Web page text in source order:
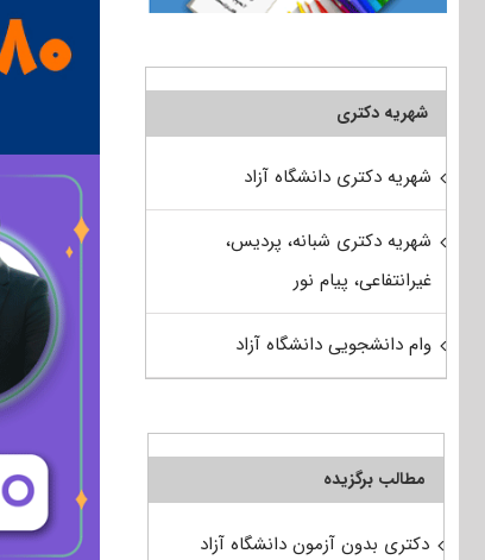
شهریه دکتری
شهریه دکتری دانشگاه آزاد
شهریه دکتری شبانه، پردیس،
غیرانتفاعی، پیام نور
وام دانشجویی دانشگاه آزاد
مطالب برگزیده
دکتری بدون آزمون دانشگاه آزاد